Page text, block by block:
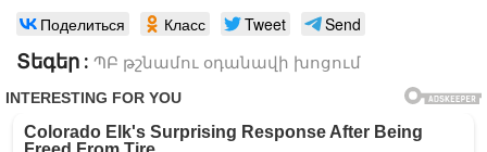
Поделиться Класс Tweet Send
Տեգեր : ՊԲ թշնամու օդանավի խոցում